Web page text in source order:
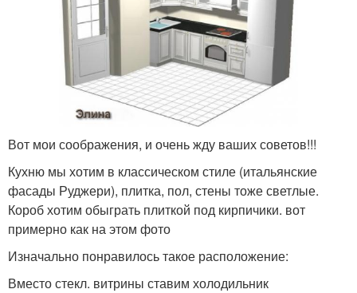
Вот мои соображения, и очень жду ваших советов!!!
Кухню мы хотим в классическом стиле (итальянские
фасады Руджери), плитка, пол, стены тоже светлые.
Короб хотим обыграть плиткой под кирпичики. вот
примерно как на этом фото
Изначально понравилось такое расположение:
Вместо стекл. витрины ставим холодильник